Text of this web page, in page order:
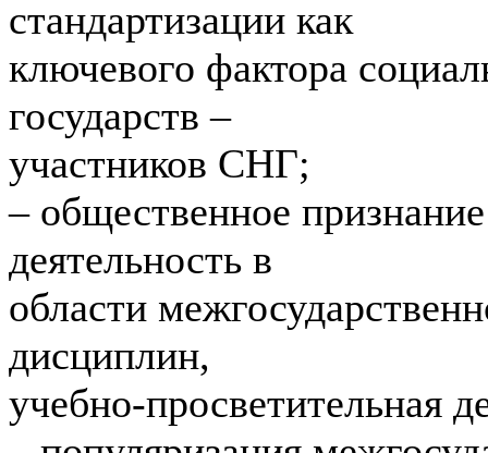
стандартизации как
ключевого фактора
государств –
участников СНГ;
– общественное
деятельность в
области
дисциплин,
учебно-просветительная